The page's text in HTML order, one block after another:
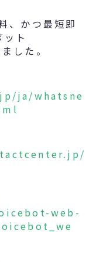
、かつ最短即
ト
した。
ja/whatsne
web-